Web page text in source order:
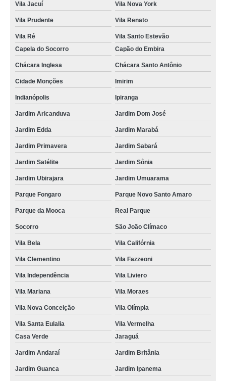
Vila Jacuí Vila Nova York
Vila Prudente Vila Renato
Vila Ré
Vila Santo Estevão
Capela do Socorro
Capão do Embira
Chácara Inglesa Chácara Santo Antônio
Cidade Monções Imirim
Indianópolis Ipiranga
Jardim Aricanduva Jardim Dom José
Jardim Edda Jardim Marabá
Jardim Primavera Jardim Sabará
Jardim Satélite Jardim Sônia
Jardim Ubirajara Jardim Umuarama
Parque Fongaro Parque Novo Santo Amaro
Parque da Mooca Real Parque
Socorro São João Clímaco
Vila Bela Vila Califórnia
Vila Clementino Vila Fazzeoni
Vila Independência Vila Liviero
Vila Mariana Vila Moraes
Vila Nova Conceição Vila Olímpia
Vila Santa Eulalia
Vila Vermelha
Casa Verde
Jaraguá
Jardim Andaraí Jardim Britânia
Jardim Guanca Jardim Ipanema